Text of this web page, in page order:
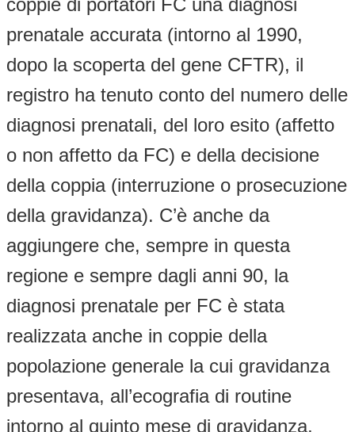
prenatale accurata (intorno al 1990,
dopo la scoperta del gene CFTR), il
registro ha tenuto conto del numero delle
diagnosi prenatali, del loro esito (affetto
o non affetto da FC) e della decisione
della coppia (interruzione o prosecuzione
della gravidanza). C’è anche da
aggiungere che, sempre in questa
regione e sempre dagli anni 90, la
diagnosi prenatale per FC è stata
realizzata anche in coppie della
popolazione generale la cui gravidanza
presentava, all’ecografia di routine
intorno al quinto mese di gravidanza,